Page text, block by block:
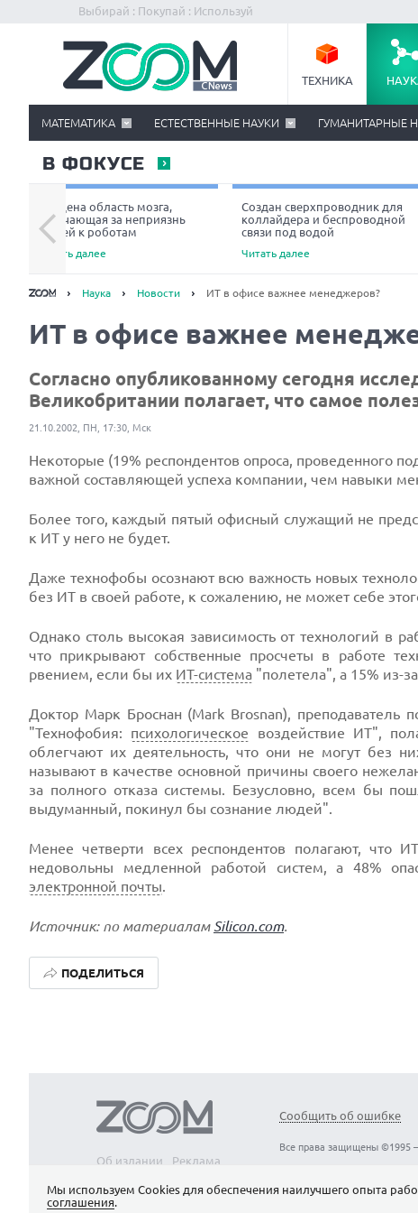
Выбирай : Покупай : Используй
ТЕХНИКА
МАТЕМАТИКА ЕСТЕСТВЕННЫЕ НАУКИ ГУМАНИТАРНЫЕ
В ФОКУСЕ
Найдена область мозга,
отвечающая за неприязнь
людей к роботам
Читать далее
Создан сверхпроводник для
коллайдера и беспроводной
связи под водой
Читать далее
Наука Новости ИТ в офисе важнее менеджеров?
ИТ в офисе важнее
Согласно опубликованному сегодня
Великобритании полагает, что самое
21.10.2002, ПН, 17:30, Мск
Некоторые (19% респондентов опроса, проведенного
важной составляющей успеха компании, чем навыки
Более того, каждый пятый офисный служащий не
к ИТ у него не будет.
Даже технофобы осознают всю важность новых
без ИТ в своей работе, к сожалению, не может себе
Однако столь высокая зависимость от технологий в
что прикрывают собственные просчеты в работе
рвением, если бы их ИТ-система "полетела", а 15% из-
Доктор Марк Броснан (Mark Brosnan), преподаватель
"Технофобия: психологическое воздействие ИТ",
облегчают их деятельность, что они не могут без
называют в качестве основной причины своего
за полного отказа системы. Безусловно, всем бы
выдуманный, покинул бы сознание людей".
Менее четверти всех респондентов полагают,
недовольны медленной работой систем, а 48%
электронной почты.
Источник: по материалам Silicon.com.
ПОДЕЛИТЬСЯ
Об издании
Реклама
Сообщить об ошибке
Все права защищены ©1995
Мы используем Сookies для обеспечения наилучшего опыта
соглашения.